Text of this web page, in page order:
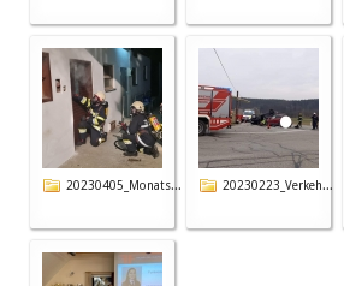
20230405_Monats... 20230223_Verkeh...